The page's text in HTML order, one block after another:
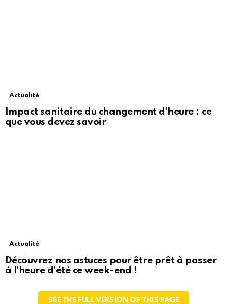
Actualité
Impact sanitaire du changement d’heure : ce
que vous devez savoir
Actualité
Découvrez nos astuces pour être prêt à passer
à l’heure d’été ce week-end !
SEE THE FULL VERSION OF THIS PAGE